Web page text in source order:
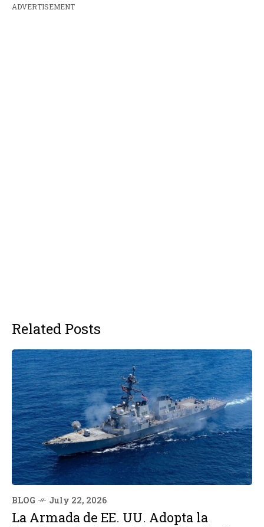
ADVERTISEMENT
Related Posts
BLOG July 22, 2026
La Armada de EE. UU. Adopta la